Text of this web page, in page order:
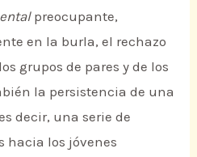
preocupante,
en la burla, el rechazo
grupos de pares y de los
la persistencia de una
decir, una serie de
hacia los jóvenes